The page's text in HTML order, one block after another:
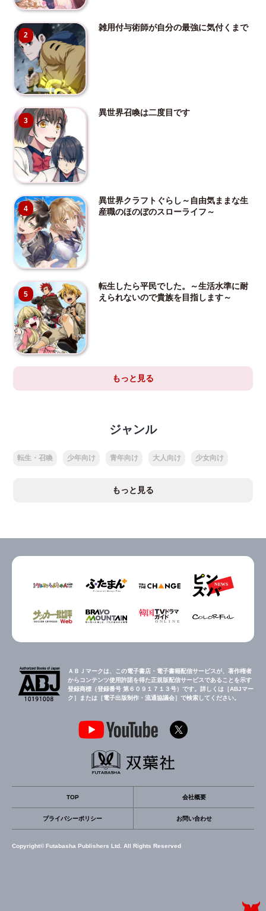
2
雑用付与術師が自分の最強に気付くまで
3
異世界召喚は二度目です
4
異世界クラフトぐらし～自由気ままな生
産職のほのぼのスローライフ～
5
転生したら平民でした。～生活水準に耐
えられないので貴族を目指します～
もっと見る
ジャンル
転生・召喚 少年向け 青年向け 大人向け 少女向け
もっと見る
ＡＢＪマークは、この電子書店・電子書籍配信サービスが、著作権者
からコンテンツ使用許諾を得た正規版配信サービスであることを示す
登録商標（登録番号 第６０９１７１３号）です。詳しくは［ABJマー
ク］または［電子出版制作・流通協議会］で検索してください。
TOP 会社概要
プライバシーポリシー お問い合わせ
Copyright© Futabasha Publishers Ltd. All Rights Reserved